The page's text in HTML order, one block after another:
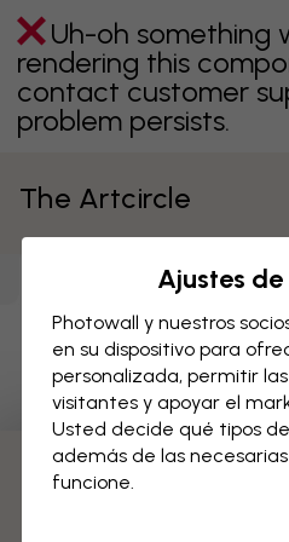
Uh-oh something
rendering this
contact customer
problem persists.
The Artcircle
Papeles pintados
Lienzos
Uh-oh
rendering this
contact customer
problem persists.
Ajustes de
Photowall y nuestros
en su dispositivo para
personalizada, permitir
visitantes y apoyar el
Usted decide qué tipos
además de las
funcione.